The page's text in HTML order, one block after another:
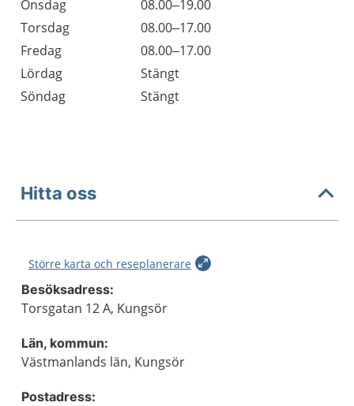
Onsdag
08.00–19.00
Torsdag
08.00–17.00
Fredag
08.00–17.00
Lördag
Stängt
Söndag
Stängt
Hitta oss
Större karta och reseplanerare
Besöksadress:
Torsgatan 12 A, Kungsör
Län, kommun:
Västmanlands län, Kungsör
Postadress: